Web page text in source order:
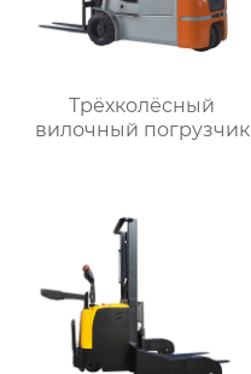
Трёхколёсный
вилочный погрузчик